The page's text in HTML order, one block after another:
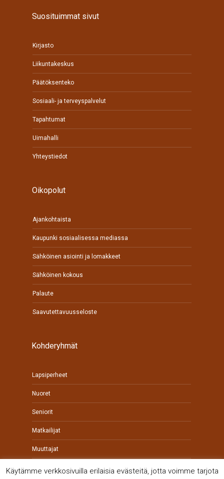
Suosituimmat sivut
Kirjasto
Liikuntakeskus
Päätöksenteko
Sosiaali- ja terveyspalvelut
Tapahtumat
Uimahalli
Yhteystiedot
Oikopolut
Ajankohtaista
Kaupunki sosiaalisessa mediassa
Sähköinen asiointi ja lomakkeet
Sähköinen kokous
Palaute
Saavutettavuusseloste
Kohderyhmät
Lapsiperheet
Nuoret
Seniorit
Matkailijat
Muuttajat
Käytämme verkkosivuilla erilaisia evästeitä, jotta voimme tarjota